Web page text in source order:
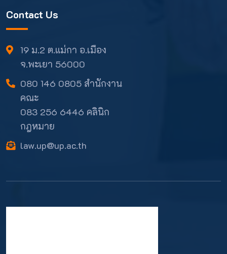
Contact Us
19 ม.2 ต.แม่กา อ.เมือง
จ.พะเยา 56000
080 146 0805 สำนักงาน
คณะ
083 256 6446 คลินิก
กฎหมาย
law.up@up.ac.th